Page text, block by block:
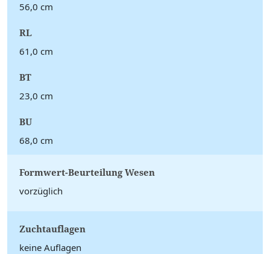
56,0 cm
RL
61,0 cm
BT
23,0 cm
BU
68,0 cm
Formwert-Beurteilung Wesen
vorzüglich
Zuchtauflagen
keine Auflagen